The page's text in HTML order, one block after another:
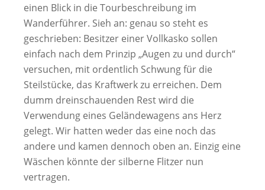
einen Blick in die Tourbeschreibung im
Wanderführer. Sieh an: genau so steht es
geschrieben: Besitzer einer Vollkasko sollen
einfach nach dem Prinzip „Augen zu und durch“
versuchen, mit ordentlich Schwung für die
Steilstücke, das Kraftwerk zu erreichen. Dem
dumm dreinschauenden Rest wird die
Verwendung eines Geländewagens ans Herz
gelegt. Wir hatten weder das eine noch das
andere und kamen dennoch oben an. Einzig eine
Wäschen könnte der silberne Flitzer nun
vertragen.